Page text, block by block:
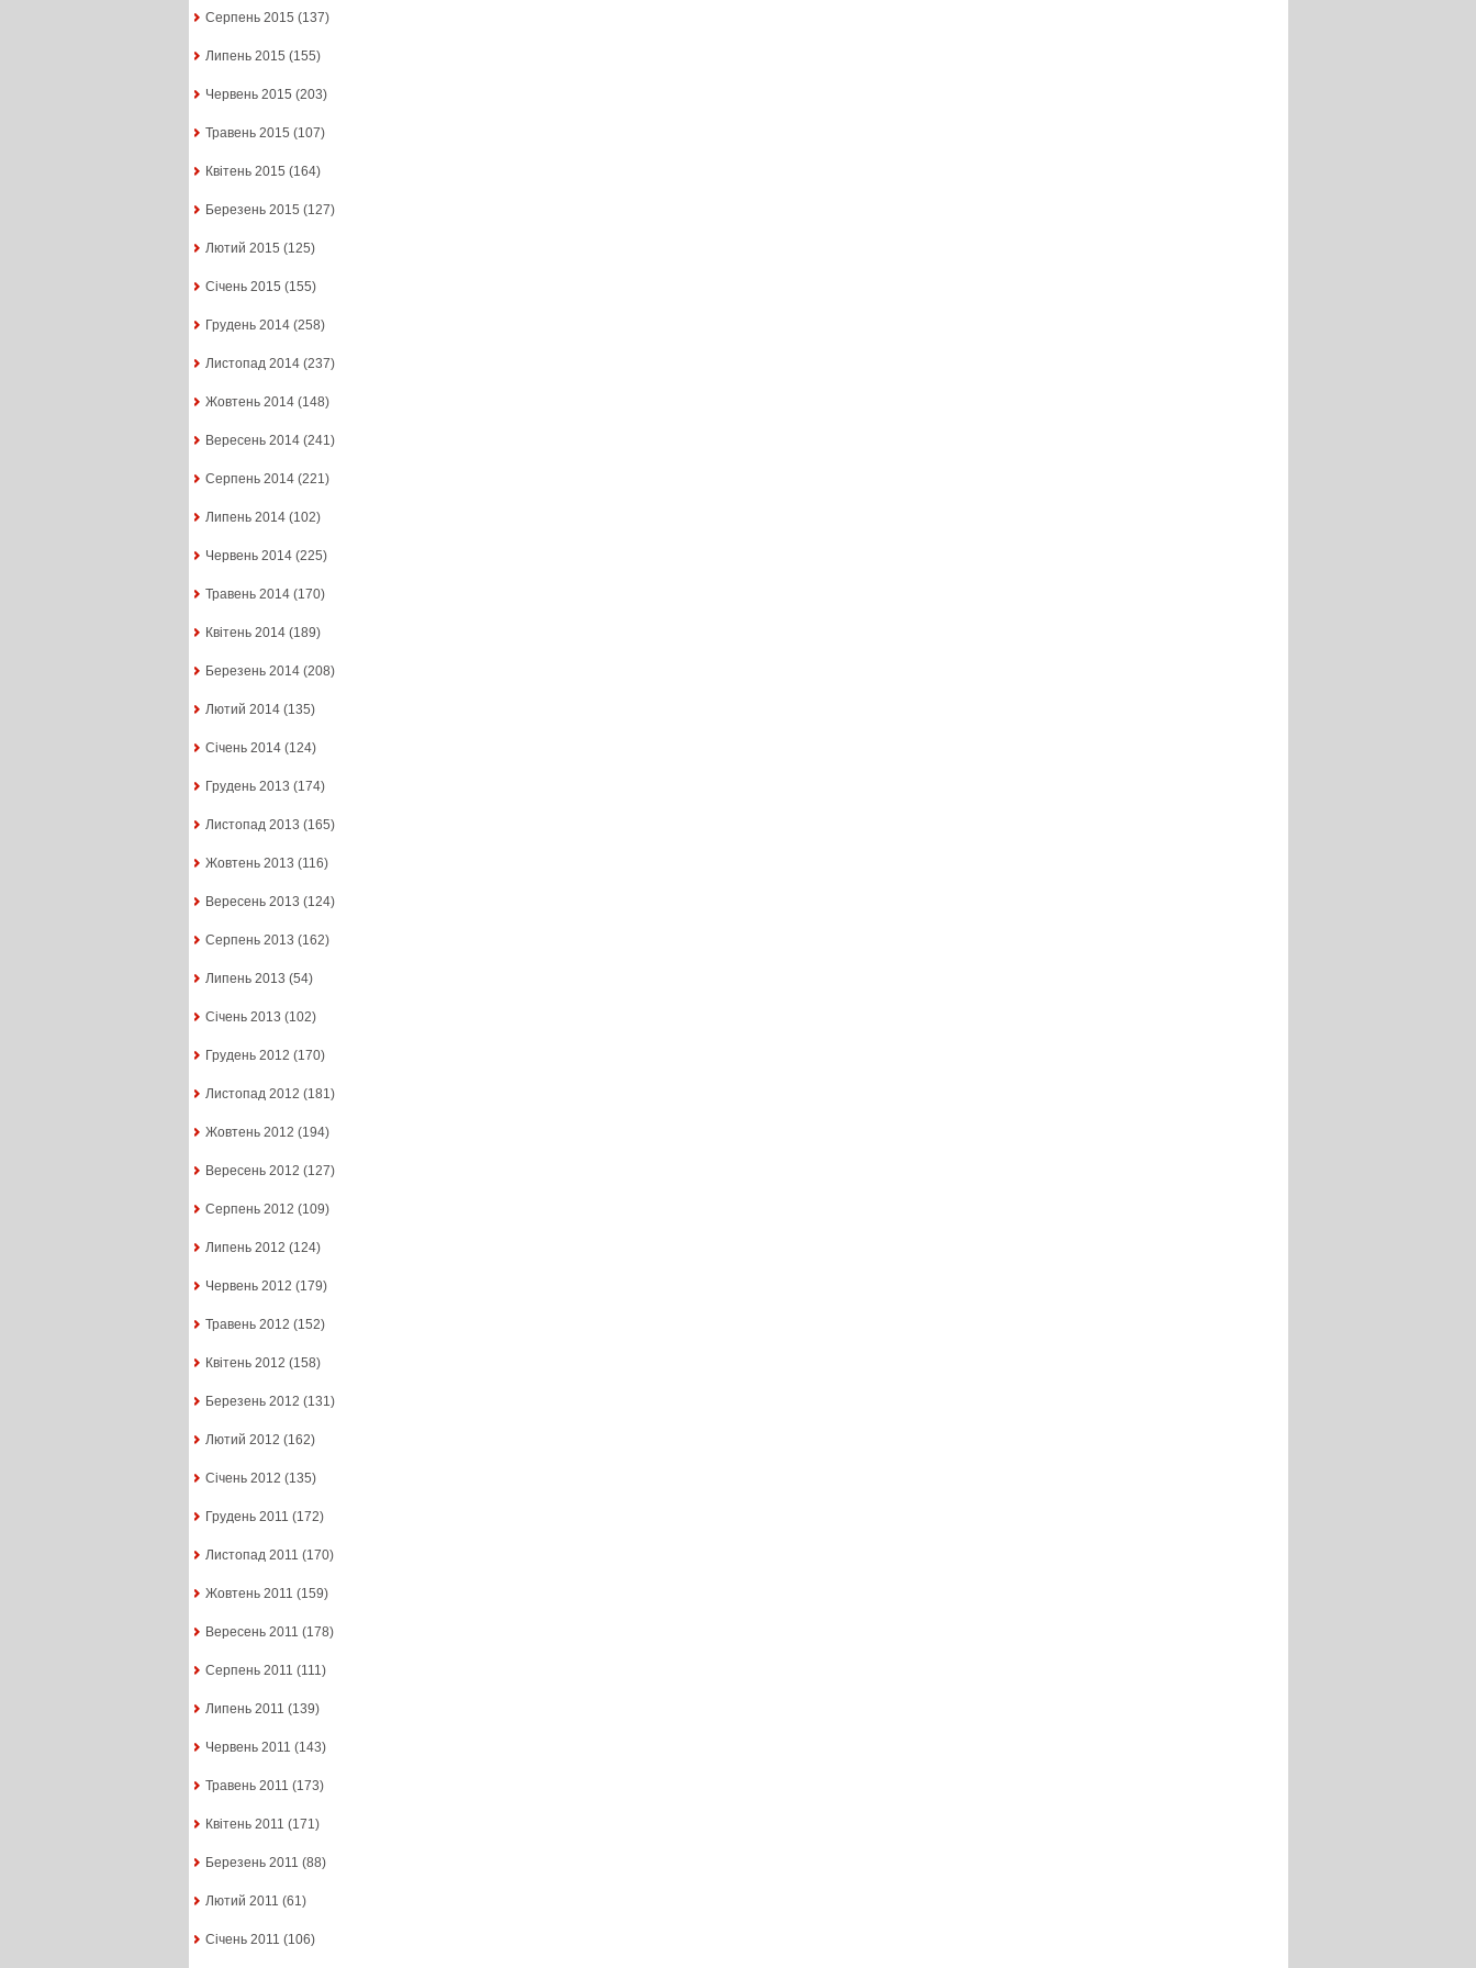
Серпень 2015 (137)
Липень 2015 (155)
Червень 2015 (203)
Травень 2015 (107)
Квітень 2015 (164)
Березень 2015 (127)
Лютий 2015 (125)
Січень 2015 (155)
Грудень 2014(258)
Листопад 2014(237)
Жовтень 2014(148)
Вересень 2014(241)
Серпень 2014(221)
Липень 2014(102)
Червень 2014(225)
Травень 2014(170)
Квітень 2014(189)
Березень 2014(208)
Лютий 2014(135)
Січень 2014(124)
Грудень 2013 (174)
Листопад 2013 (165)
Жовтень 2013 (116)
Вересень 2013 (124)
Серпень 2013 (162)
Липень 2013 (54)
Січень 2013 (102)
Грудень 2012 (170)
Листопад 2012 (181)
Жовтень 2012 (194)
Вересень 2012 (127)
Серпень 2012 (109)
Липень 2012 (124)
Червень 2012 (179)
Травень 2012 (152)
Квітень 2012 (158)
Березень 2012 (131)
Лютий 2012 (162)
Січень 2012 (135)
Грудень 2011 (172)
Листопад 2011 (170)
Жовтень 2011 (159)
Вересень 2011 (178)
Серпень 2011 (111)
Липень 2011 (139)
Червень 2011 (143)
Травень 2011 (173)
Квітень 2011 (171)
Березень 2011 (88)
Лютий 2011 (61)
Січень 2011 (106)